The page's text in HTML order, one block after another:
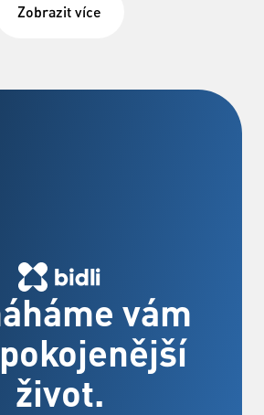
Zobrazit více
vám
život.